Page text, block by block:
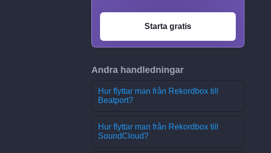
Starta gratis
Andra handledningar
Hur flyttar man från Rekordbox till
Beatport?
Hur flyttar man från Rekordbox till
SoundCloud?